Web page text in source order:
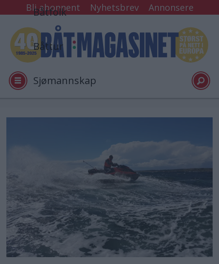
Bli abonnent Nyhetsbrev Annonsere
Båtfolk
Båttur
Sjømannskap
Tester
Video
Logg inn